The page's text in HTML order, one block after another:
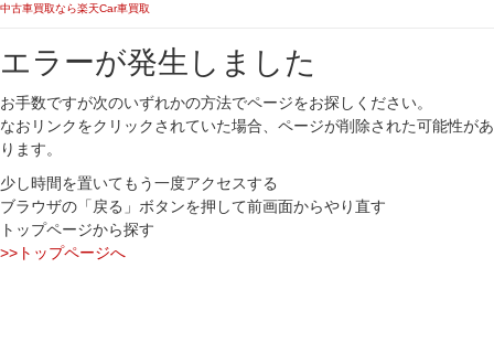
中古車買取なら楽天Car車買取
エラーが発生しました
お手数ですが次のいずれかの方法でページをお探しください。
なおリンクをクリックされていた場合、ページが削除された可能性があ
ります。
少し時間を置いてもう一度アクセスする
ブラウザの「戻る」ボタンを押して前画面からやり直す
トップページから探す
>>トップページへ